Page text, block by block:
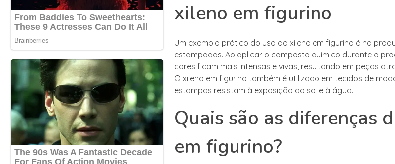
xileno em figurino
Um exemplo prático do uso do xileno em figurino é na
estampadas. Ao aplicar o composto químico durante o
cores ficam mais intensas e vivas, resultando em peças
O xileno em figurino também é utilizado em tecidos de
estampas resistam à exposição ao sol e à água.
Quais são as diferenças
em figurino?